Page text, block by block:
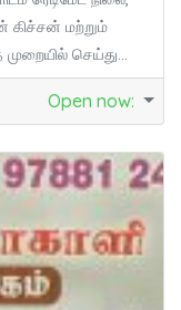
கிச்சன் மற்றும்
செய்து
Open now: